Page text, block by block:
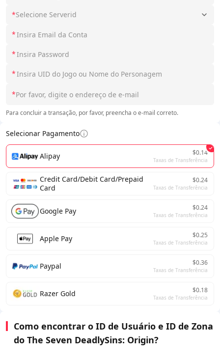
*Selecione Serverid
*
*
*
*
Para concluir a transação, por favor, preencha o e-mail correto.
Selecionar Pagamento
Alipay $0.14
Taxas de Transferência
Credit Card/Debit Card/Prepaid
Card
$0.24
Taxas de Transferência
Google Pay $0.24
Taxas de Transferência
Apple Pay $0.25
Taxas de Transferência
Paypal $0.36
Taxas de Transferência
Razer Gold $0.18
Taxas de Transferência
Como encontrar o ID de Usuário e ID de Zona
do The Seven DeadlySins: Origin?